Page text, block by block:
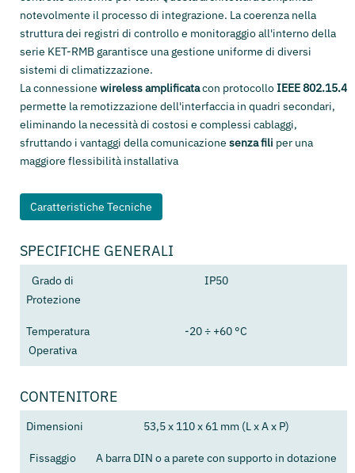
notevolmente il processo di integrazione. La coerenza nella
struttura dei registri di controllo e monitoraggio all'interno della
serie KET-RMB garantisce una gestione uniforme di diversi
sistemi di climatizzazione.
La connessione wireless amplificatacon protocolloIEEE 802.15.4
permette la remotizzazione dell'interfaccia in quadri secondari,
eliminando la necessità di costosi e complessi cablaggi,
sfruttando i vantaggi della comunicazione senza fili per una
maggiore flessibilità installativa
Caratteristiche Tecniche
SPECIFICHE GENERALI
Grado di
Protezione
IP50
Temperatura
Operativa
-20 ÷ +60 °C
CONTENITORE
Dimensioni 53,5 x 110 x 61 mm (L x A x P)
Fissaggio A barra DIN o a parete con supporto in dotazione